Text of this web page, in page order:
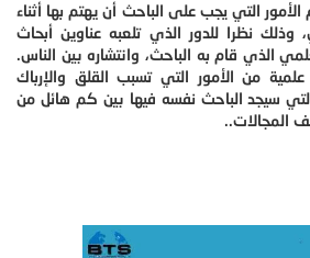
التي يجب على الباحث أن يهتم بها أثناء
وذلك نظرا للدور الذي تلعبه عناوين أبحاث
الذي قام به الباحث، وانتشاره بين الناس.
علمية من الأمور التي تسبب القلق والإرباك
التي سيجد الباحث نفسه فيها بين كم هائل من
المجالات..